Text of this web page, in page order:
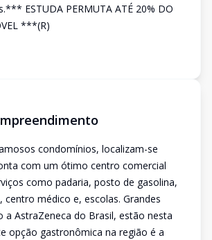
ESTUDA PERMUTA ATÉ 20% DO
***(R)
condomínios, localizam-se
com um ótimo centro comercial
como padaria, posto de gasolina,
centro médico e, escolas. Grandes
a AstraZeneca do Brasil, estão nesta
opção gastronômica na região é a